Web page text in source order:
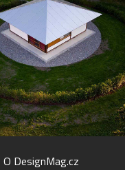
O DesignMag.cz